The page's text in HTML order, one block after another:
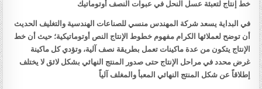
خط إنتاج لتعبئة عسل النحل في عبوات النصف أوتوماتيك
في البداية يسعد شركة المهندس منسي للصناعات الهندسية والتغليف الحديث
أن توضح لعملائها الكرام مفهوم خطوط الإنتاج النص أوتوماتيكية؛ حيث أن خط
الإنتاج يتكون من عدة ماكينات تعمل بطريقة نصف آلية، وتؤدي كل ماكينة
غرض محدد في مراحل الإنتاج حتى صدور المنتج النهائي بشكل لائق لا يختلف
إطلاقاً عن شكل المنتج النهائي المعبأ والمغلف آلياً